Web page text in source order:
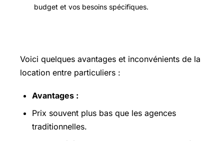
budget et vos besoins spécifiques.
Voici quelques avantages et inconvénients de la
location entre particuliers :
Avantages :
Prix souvent plus bas que les agences
traditionnelles.